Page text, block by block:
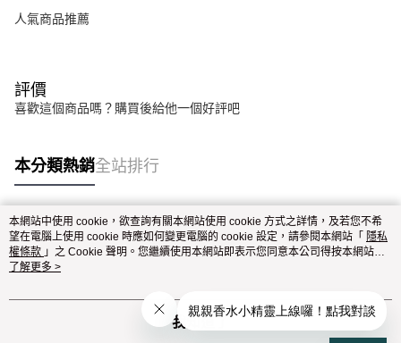
人氣商品推薦
評價
喜歡這個商品嗎？購買後給他一個好評吧
本分類熱銷全站排行
熱門標籤
本網站中使用 cookie，欲查詢有關本網站使用 cookie 方式之詳情，及若您不希
望在電腦上使用 cookie 時應如何變更電腦的 cookie 設定，請參閱本網站「 隱私
權條款 」之 Cookie 聲明。您繼續使用本網站即表示您同意本公司得按本網站使
用條款之 Cookie 聲明使用 cookie。
了解更多 >
我知道了